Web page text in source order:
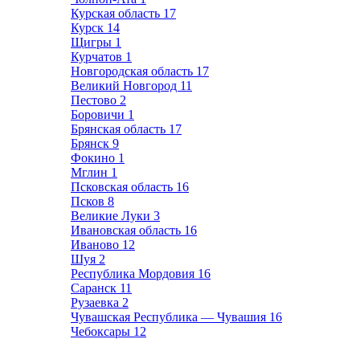
Курская область 17
Курск 14
Щигры 1
Курчатов 1
Новгородская область 17
Великий Новгород 11
Пестово 2
Боровичи 1
Брянская область 17
Брянск 9
Фокино 1
Мглин 1
Псковская область 16
Псков 8
Великие Луки 3
Ивановская область 16
Иваново 12
Шуя 2
Республика Мордовия 16
Саранск 11
Рузаевка 2
Чувашская Республика — Чувашия 16
Чебоксары 12